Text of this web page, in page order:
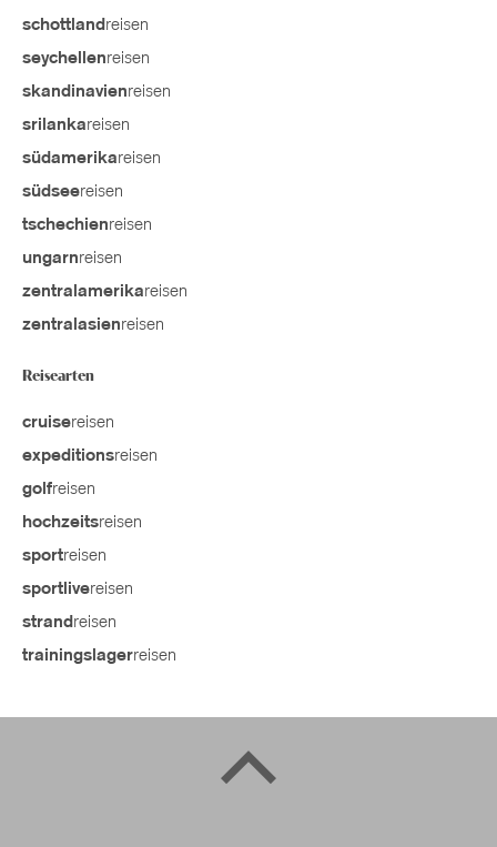
schottland reisen
seychellenreisen
skandinavienreisen
srilankareisen
südamerikareisen
südseereisen
tschechienreisen
ungarnreisen
zentralamerikareisen
zentralasienreisen
Reisearten
cruisereisen
expeditionsreisen
golfreisen
hochzeitsreisen
sportreisen
sportlivereisen
strand reisen
trainingslagerreisen